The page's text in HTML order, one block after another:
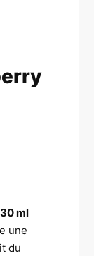
ml
une
du